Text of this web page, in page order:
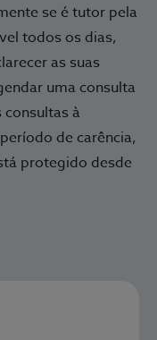
se é tutor pela
todos os dias,
as suas
uma consulta
à
de carência,
protegido desde